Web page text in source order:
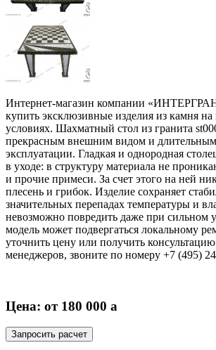
Интернет-магазин компании
купить эксклюзивные изделия из камня
условиях. Шахматный стол из гранита
прекрасным внешним видом и
эксплуатации. Гладкая и однородная
в уходе: в структуру материала не
и прочие примеси. За счет этого на ней
плесень и грибок. Изделие сохраняет
значительных перепадах температуры и
невозможно повредить даже при сильном
модель может подвергаться локальному
уточнить цену или получить
менеджеров, звоните по номеру +7 (495)
Цена: от 180 000 a
Запросить расчет